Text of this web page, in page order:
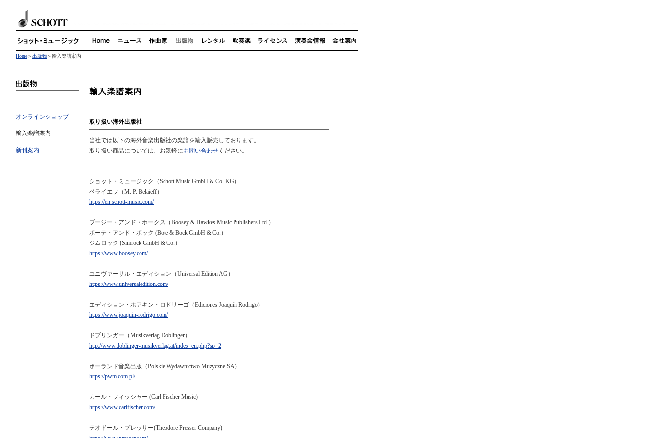
Home＞出版物＞輸入楽譜案内
オンラインショップ
輸入楽譜案内
新刊案内
取り扱い海外出版社
当社では以下の海外音楽出版社の楽譜を輸入販売しております。
取り扱い商品については、お気軽にお問い合わせ ください。
ショット・ミュージック（Schott Music GmbH & Co. KG）
ベライエフ（M. P. Belaieff）
https://en.schott-music.com/
ブージー・アンド・ホークス（Boosey & Hawkes Music Publishers Ltd.）
ボーテ・アンド・ボック (Bote & Bock GmbH & Co.）
ジムロック (Simrock GmbH & Co.）
https://www.boosey.com/
ユニヴァーサル・エディション（Universal Edition AG）
https://www.universaledition.com/
エディション・ホアキン・ロドリーゴ（Ediciones Joaquín Rodrigo）
https://www.joaquin-rodrigo.com/
ドブリンガー（Musikverlag Doblinger）
http://www.doblinger-musikverlag.at/index_en.php?sp=2
ポーランド音楽出版（Polskie Wydawnictwo Muzyczne SA）
https://pwm.com.pl/
カール・フィッシャー (Carl Fischer Music)
https://www.carlfischer.com/
テオドール・プレッサー(Theodore Presser Company)